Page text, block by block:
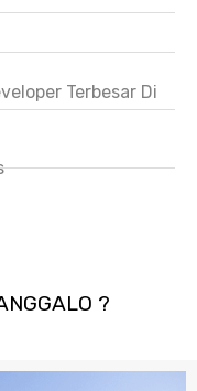
Terbesar Di
?